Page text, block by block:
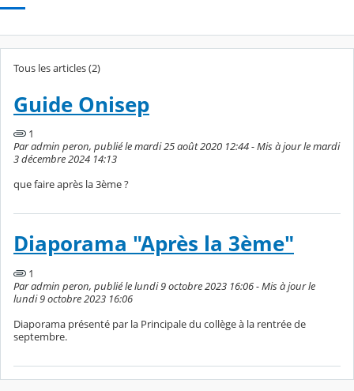
Tous les articles (2)
Guide Onisep
1
Par admin peron, publié le mardi 25 août 2020 12:44 - Mis à jour le mardi
3 décembre 2024 14:13
que faire après la 3ème ?
Diaporama "Après la 3ème"
1
Par admin peron, publié le lundi 9 octobre 2023 16:06 - Mis à jour le
lundi 9 octobre 2023 16:06
Diaporama présenté par la Principale du collège à la rentrée de
septembre.